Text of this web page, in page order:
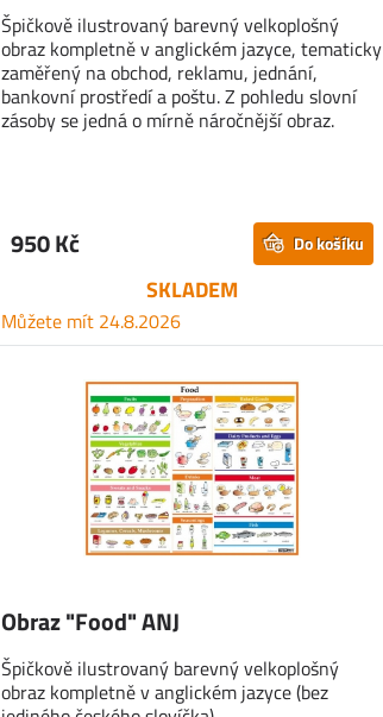
Špičkově ilustrovaný barevný velkoplošný
obraz kompletně v anglickém jazyce, tematicky
zaměřený na obchod, reklamu, jednání,
bankovní prostředí a poštu. Z pohledu slovní
zásoby se jedná o mírně náročnější obraz.
950 Kč Do košíku
SKLADEM
Můžete mít 24.8.2026
Obraz "Food" ANJ
Špičkově ilustrovaný barevný velkoplošný
obraz kompletně v anglickém jazyce (bez